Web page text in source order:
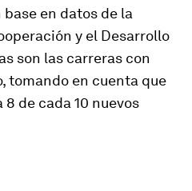
en datos de la
y el Desarrollo
son las carreras con
tomando en cuenta que
de cada 10 nuevos